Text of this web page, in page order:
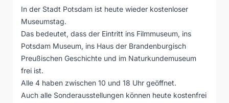
In der Stadt Potsdam ist heute wieder kostenloser
Museumstag.
Das bedeutet, dass der Eintritt ins Filmmuseum, ins
Potsdam Museum, ins Haus der Brandenburgisch
Preußischen Geschichte und im Naturkundemuseum
frei ist.
Alle 4 haben zwischen 10 und 18 Uhr geöffnet.
Auch alle Sonderausstellungen können heute kostenfrei